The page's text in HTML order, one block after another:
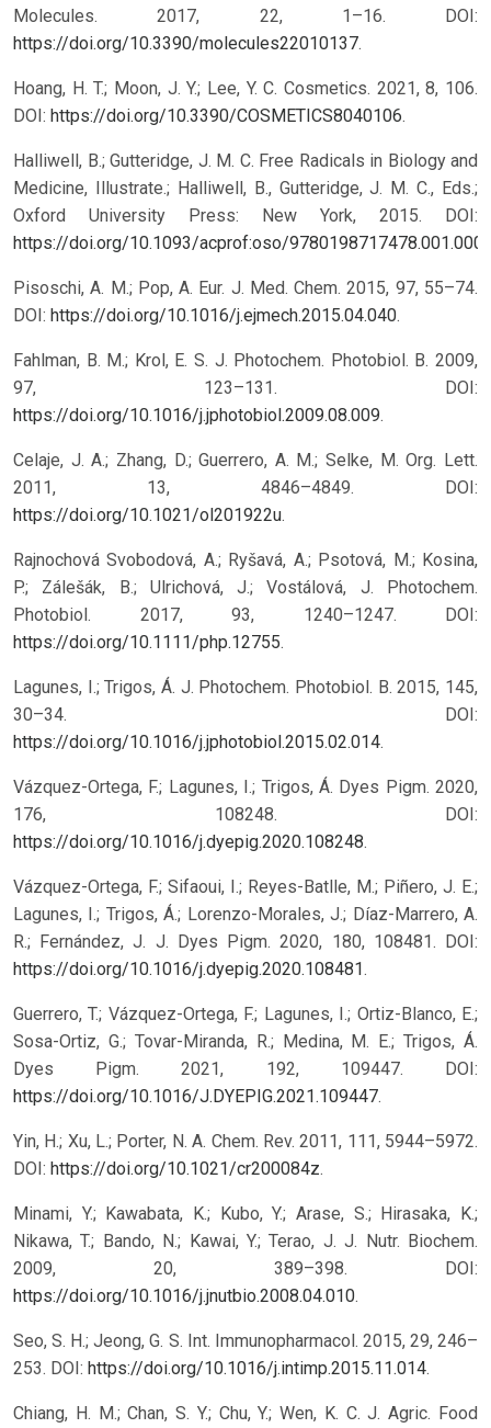
Molecules. 2017, 22, 1–16. DOI:
https://doi.org/10.3390/molecules22010137.
Hoang, H. T.; Moon, J. Y.; Lee, Y. C. Cosmetics. 2021, 8, 106.
DOI: https://doi.org/10.3390/COSMETICS8040106.
Halliwell, B.; Gutteridge, J. M. C. Free Radicals in Biology and
Medicine, Illustrate.; Halliwell, B., Gutteridge, J. M. C., Eds.;
Oxford University Press: New York, 2015. DOI:
https://doi.org/10.1093/acprof:oso/
Pisoschi, A. M.; Pop, A. Eur. J. Med. Chem. 2015, 97, 55–74.
DOI: https://doi.org/10.1016/j.ejmech.2015.04.040.
Fahlman, B. M.; Krol, E. S. J. Photochem. Photobiol. B. 2009,
97, 123–131. DOI:
https://doi.org/10.1016/j.jphotobiol.2009.08.009.
Celaje, J. A.; Zhang, D.; Guerrero, A. M.; Selke, M. Org. Lett.
2011, 13, 4846–4849. DOI:
https://doi.org/10.1021/ol201922u.
Rajnochová Svobodová, A.; Ryšavá, A.; Psotová, M.; Kosina,
P.; Zálešák, B.; Ulrichová, J.; Vostálová, J. Photochem.
Photobiol. 2017, 93, 1240–1247. DOI:
https://doi.org/10.1111/php.12755.
Lagunes, I.; Trigos, Á. J. Photochem. Photobiol. B. 2015, 145,
30–34. DOI:
https://doi.org/10.1016/j.jphotobiol.2015.02.014.
Vázquez-Ortega, F.; Lagunes, I.; Trigos, Á. Dyes Pigm. 2020,
176, 108248. DOI:
https://doi.org/10.1016/j.dyepig.2020.108248.
Vázquez-Ortega, F.; Sifaoui, I.; Reyes-Batlle, M.; Piñero, J. E.;
Lagunes, I.; Trigos, Á.; Lorenzo-Morales, J.; Díaz-Marrero, A.
R.; Fernández, J. J. Dyes Pigm. 2020, 180, 108481. DOI:
https://doi.org/10.1016/j.dyepig.2020.108481.
Guerrero, T.; Vázquez-Ortega, F.; Lagunes, I.; Ortiz-Blanco, E.;
Sosa-Ortiz, G.; Tovar-Miranda, R.; Medina, M. E.; Trigos, Á.
Dyes Pigm. 2021, 192, 109447. DOI:
https://doi.org/10.1016/J.DYEPIG.2021.109447.
Yin, H.; Xu, L.; Porter, N. A. Chem. Rev. 2011, 111, 5944–5972.
DOI: https://doi.org/10.1021/cr200084z.
Minami, Y.; Kawabata, K.; Kubo, Y.; Arase, S.; Hirasaka, K.;
Nikawa, T.; Bando, N.; Kawai, Y.; Terao, J. J. Nutr. Biochem.
2009, 20, 389–398. DOI:
https://doi.org/10.1016/j.jnutbio.2008.04.010.
Seo, S. H.; Jeong, G. S. Int. Immunopharmacol. 2015, 29, 246–
253. DOI: https://doi.org/10.1016/j.intimp.2015.11.014.
Chiang, H. M.; Chan, S. Y.; Chu, Y.; Wen, K. C. J. Agric. Food